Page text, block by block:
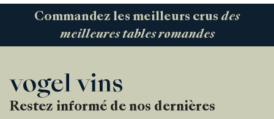
Commandez les meilleurs crus des
meilleures tables romandes
Restez informé de nos dernières